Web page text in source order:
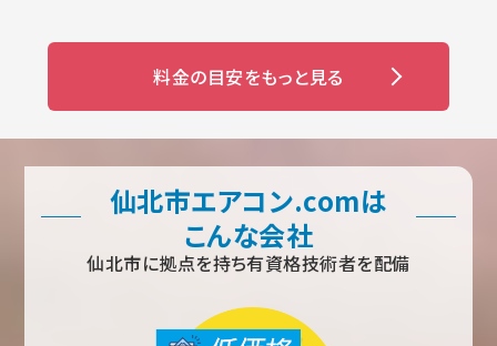
料金の目安をもっと見る
仙北市エアコン.comは
こんな会社
仙北市に拠点を持ち有資格技術者を配備